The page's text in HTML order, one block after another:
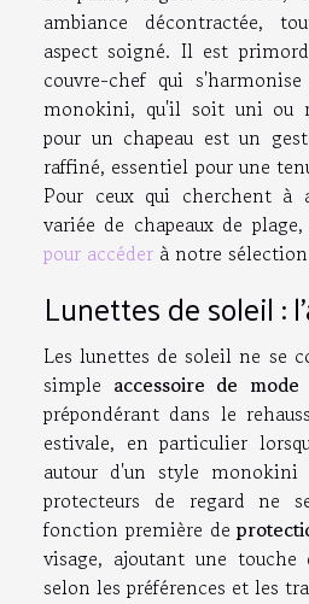
ambiance décontractée,
aspect soigné. Il est
couvre-chef qui
monokini, qu'il soit uni ou
pour un chapeau est un
raffiné, essentiel pour une
Pour ceux qui cherchent à
variée de chapeaux de
pour accéder à notre
Lunettes de soleil :
Les lunettes de soleil ne se
simple accessoire de mode
prépondérant dans le
estivale, en particulier
autour d'un style monokini
protecteurs de regard ne
fonction première de
visage, ajoutant une
selon les préférences et les